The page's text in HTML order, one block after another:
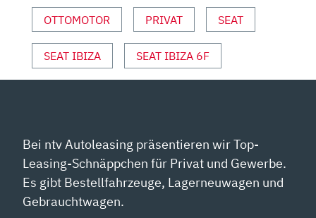
OTTOMOTOR PRIVAT SEAT
SEAT IBIZA SEAT IBIZA 6F
Bei ntv Autoleasing präsentieren wir Top-
Leasing-Schnäppchen für Privat und Gewerbe.
Es gibt Bestellfahrzeuge, Lagerneuwagen und
Gebrauchtwagen.